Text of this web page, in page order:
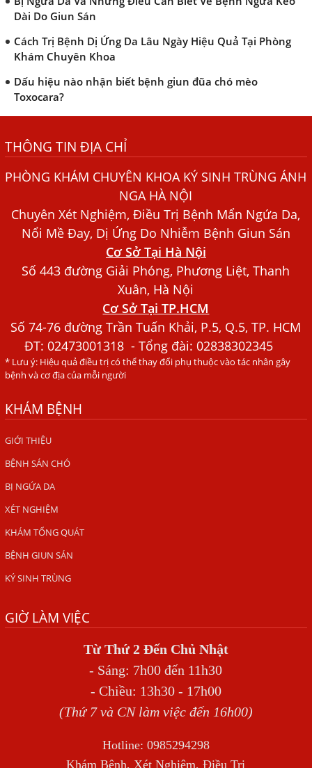
Cách Trị Bệnh Dị Ứng Da Lâu Ngày Hiệu Quả Tại Phòng
Khám Chuyên Khoa
Dấu hiệu nào nhận biết bệnh giun đũa chó mèo
Những điều cần biết về bệnh giun đũa chó mèo
Sán
Chó Trong Máu
Bác sĩ Nguyễn Ngọc Ánh Phòng Khám Ánh Nga Đề Tài
Nghiên Cứu Khoa
Xét Nghiệm Giun Sán Gồm Những Loại Nào? Chi Phí Bao
Người Đàn Ông Phát Ban Mẩn Đỏ Khắp Người, Sau Ba
Tháng Mới Tìm Ra Nguyên Nhân
Đau Mắt Đỏ, Nguyên Nhân Và Cách Điều Trị
HÀ NỘI – PHÁT BAN MẨN ĐỎ KHẮP NGƯỜI, ĐI KHÁM
PHÁT HIỆN NHIỄM KÝ SINH TRÙNG
TỔNG QUAN VỀ KÉM HẤP THU THỨC ĂN
HÀ NỘI – NHIỄM BA LOẠI KÝ SINH TRÙNG DO THÓI QUEN
ĂN MỘT MÓN ĂN SÁNG
ẤU TRÙNG SÁN CHÓ DI CHUYỂN QUA DA GÂY NGỨA
VIÊM DA ĐỒNG TIỀN
Tại sao khám bệnh viện da liễu nhiều năm không hết
Địa Chỉ Chữa Bệnh Giun Sán Chó Uy Tín Tại Hà Nội
THẦN
Địa Chỉ Điều Trị Bệnh Sán Dây Uy Tín Tại Hà Nội
TỔNG QUAN VỀ NHIỄM GIUN LƯƠN
Bị Ngứa Nổi Mẩn Toàn Thân Do Giun Sán, Người Phụ Nữ
NHIỄM TRÙNG NÃO DO AMIP, VIÊM MÀNG NÃO DO AMIP
THÔNG TIN ĐỊA CHỈ
PHÒNG KHÁM CHUYÊN KHOA KÝ SINH TRÙNG ÁNH
NGA HÀ NỘI
Chuyên Xét Nghiệm, Điều Trị Bệnh Mẩn Ngứa Da,
Nổi Mề Đay, Dị Ứng Do Nhiễm Bệnh Giun Sán
Cơ Sở Tại Hà Nội
Số 443 đường Giải Phóng, Phương Liệt, Thanh
Xuân, Hà Nội
Cơ Sở Tại TP.HCM
Số 74-76 đường Trần Tuấn Khải, P.5, Q.5, TP. HCM
ĐT:02473001318 - Tổng đài: 02838302345
* Lưu ý: Hiệu quả điều trị có thể thay đổi phụ thuộc vào tác nhân gây
bệnh và cơ địa của mỗi người
KHÁM BỆNH
GIỚI THIỆU
BỆNH SÁN CHÓ
BỊ NGỨA DA
XÉT NGHIỆM
KHÁM TỔNG QUÁT
BỆNH GIUN SÁN
KÝ SINH TRÙNG
GIỜ LÀM VIỆC
Từ Thứ 2 Đến Chủ Nhật
- Sáng: 7h00 đến 11h30
- Chiều: 13h30 - 17h00
(Thứ 7 và CN làm việc đến 16h00)
Hotline: 0985294298
Khám Bệnh, Xét Nghiệm, Điều Trị